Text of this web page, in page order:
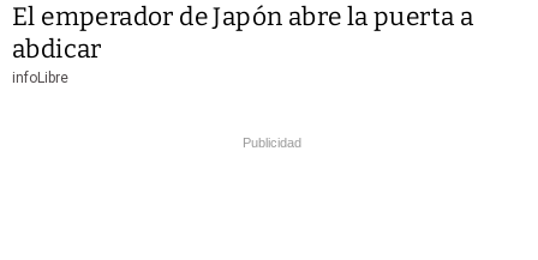
El emperador de Japón abre la puerta a
abdicar
infoLibre
Publicidad